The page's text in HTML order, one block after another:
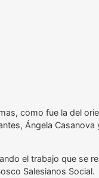
como fue la del
Ángela Casanova
el trabajo que se
Salesianos Social.